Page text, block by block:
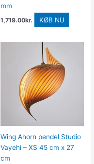
mm
1,719.00kr. KØB NU
Wing Ahorn pendel Studio
Vayehi – XS 45 cm x 27
cm